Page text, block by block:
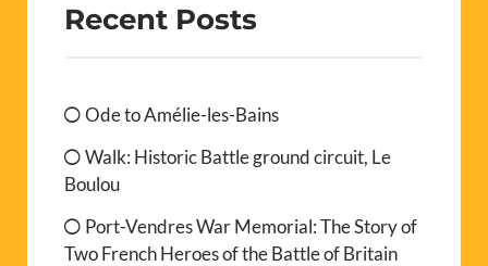
Recent Posts
Ode to Amélie-les-Bains
Walk: Historic Battle ground circuit, Le
Boulou
Port-Vendres War Memorial: The Story of
Two French Heroes of the Battle of Britain